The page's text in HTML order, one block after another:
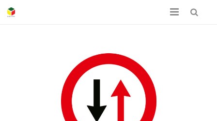
პროდუქციის კატალოგი
სერთიფიკატები